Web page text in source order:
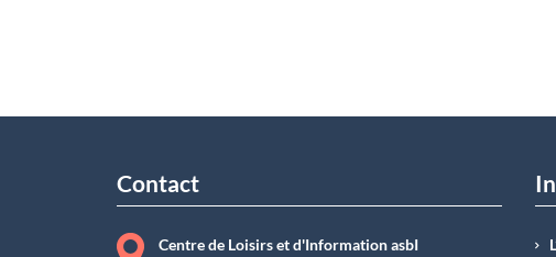
Contact
Centre de Loisirs et d'Information asbI